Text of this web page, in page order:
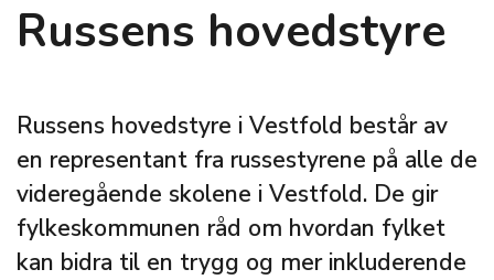
Russens hovedstyre
Russens hovedstyre i Vestfold består av
en representant fra russestyrene på alle de
videregående skolene i Vestfold. De gir
fylkeskommunen råd om hvordan fylket
kan bidra til en trygg og mer inkluderende